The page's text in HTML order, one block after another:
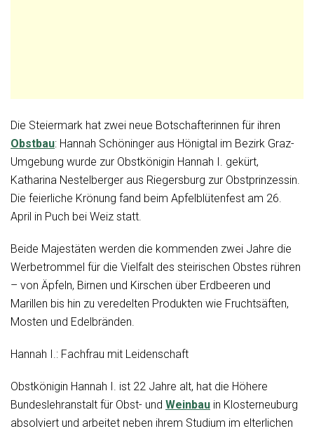
Die Steiermark hat zwei neue Botschafterinnen für ihren
Obstbau: Hannah Schöninger aus Hönigtal im Bezirk Graz-
Umgebung wurde zur Obstkönigin Hannah I. gekürt,
Katharina Nestelberger aus Riegersburg zur Obstprinzessin.
Die feierliche Krönung fand beim Apfelblütenfest am 26.
April in Puch bei Weiz statt.
Beide Majestäten werden die kommenden zwei Jahre die
Werbetrommel für die Vielfalt des steirischen Obstes rühren
– von Äpfeln, Birnen und Kirschen über Erdbeeren und
Marillen bis hin zu veredelten Produkten wie Fruchtsäften,
Mosten und Edelbränden.
Hannah I.: Fachfrau mit Leidenschaft
Obstkönigin Hannah I. ist 22 Jahre alt, hat die Höhere
Bundeslehranstalt für Obst- und Weinbau in Klosterneuburg
absolviert und arbeitet neben ihrem Studium im elterlichen